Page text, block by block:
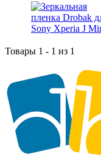
Товары 1 - 1 из 1